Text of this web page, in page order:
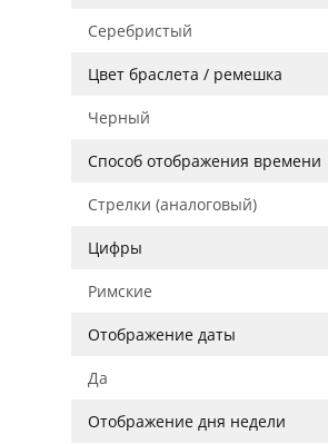
Серебристый
Цвет браслета / ремешка
Черный
Способ отображения времени
Стрелки (аналоговый)
Цифры
Римские
Отображение даты
Да
Отображение дня недели